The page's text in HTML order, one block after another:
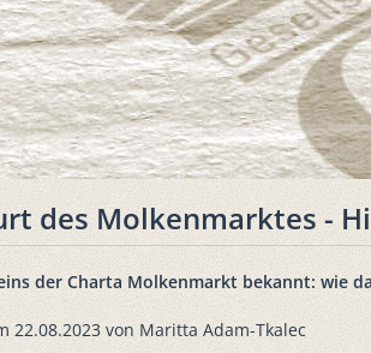
des Molkenmarktes -
der Charta Molkenmarkt bekannt: wie
22.08.2023 von Maritta Adam-Tkalec